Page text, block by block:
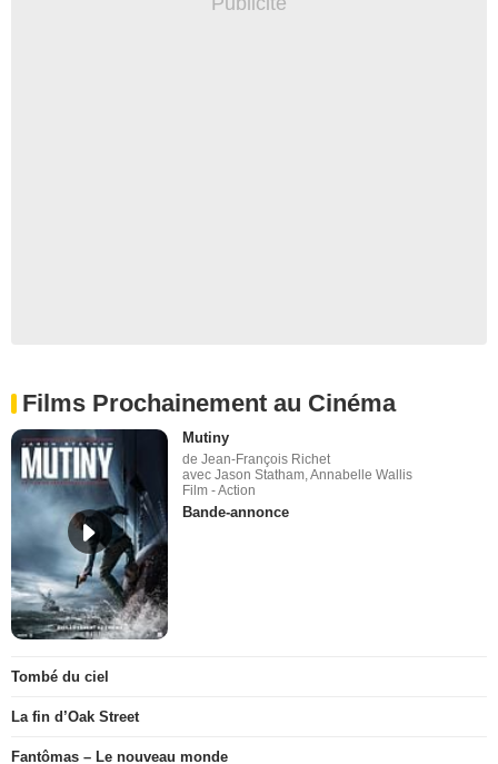
Films Prochainement au Cinéma
Mutiny
de Jean-François Richet
avec Jason Statham, Annabelle Wallis
Film - Action
Bande-annonce
Tombé du ciel
La fin d’Oak Street
Fantômas – Le nouveau monde